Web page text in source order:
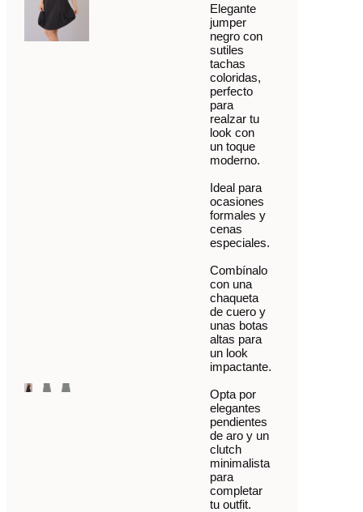
Elegante
jumper
negro con
sutiles
tachas
coloridas,
perfecto
para
realzar tu
look con
un toque
moderno.
Ideal para
ocasiones
formales y
cenas
especiales.
Combínalo
con una
chaqueta
de cuero y
unas botas
altas para
un look
impactante.
Opta por
elegantes
pendientes
de aro y un
clutch
minimalista
para
completar
tu outfit.